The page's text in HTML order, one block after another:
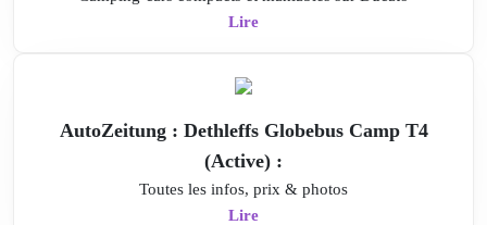
Lire
AutoZeitung : Dethleffs Globebus Camp T4
(Active) :
Toutes les infos, prix & photos
Lire